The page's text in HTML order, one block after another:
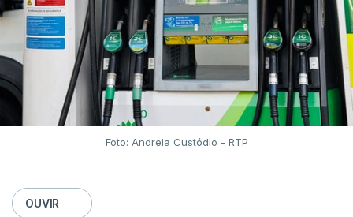
Em julho, o aumento esteve associado aos preços
do açúcar (+5,6%), dos cereais (+3,4%) e dos
óleos vegetais (+2%).
Estes aumentos foram "parcialmente
compensados por quedas" nos preços das "carnes
e dos produtos lácteos", segundo a FAO.
Os preços do açúcar dispararam no mês passado
devido às preocupações com os efeitos das ondas
Foto: Andreia Custódio - RTP
OUVIR